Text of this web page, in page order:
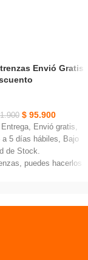
Envió Gratis
$95.900
Envió gratis,
a 5 días hábiles, Bajo
de Stock.
puedes hacerlos
trenzados.
los sujetadores y